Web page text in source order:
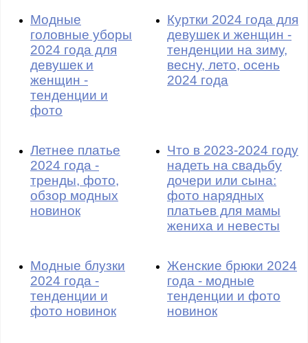
Модные
головные уборы
2024 года для
девушек и
женщин -
тенденции и
фото
Куртки 2024 года для
девушек и женщин -
тенденции на зиму,
весну, лето, осень
2024 года
Летнее платье
2024 года -
тренды, фото,
обзор модных
новинок
Что в 2023-2024 году
надеть на свадьбу
дочери или сына:
фото нарядных
платьев для мамы
жениха и невесты
Модные блузки
2024 года -
тенденции и
фото новинок
Женские брюки 2024
года - модные
тенденции и фото
новинок